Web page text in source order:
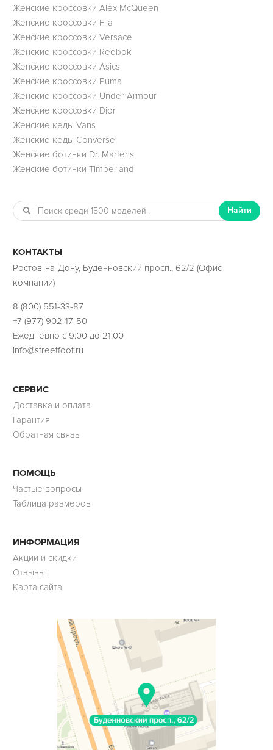
Женские кроссовки Alex McQueen
Женские кроссовки Fila
Женские кроссовки Versace
Женские кроссовки Reebok
Женские кроссовки Asics
Женские кроссовки Puma
Женские кроссовки Under Armour
Женские кроссовки Dior
Женские кеды Vans
Женские кеды Converse
Женские ботинки Dr. Martens
Женские ботинки Timberland
Найти
КОНТАКТЫ
Ростов-на-Дону, Буденновский просп., 62/2 (Офис
компании)
8 (800) 551-33-87
+7 (977) 902-17-50
Ежедневно с 9:00 до 21:00
info@streetfoot.ru
СЕРВИС
Доставка и оплата
Гарантия
Обратная связь
ПОМОЩЬ
Частые вопросы
Таблица размеров
ИНФОРМАЦИЯ
Акции и скидки
Отзывы
Карта сайта